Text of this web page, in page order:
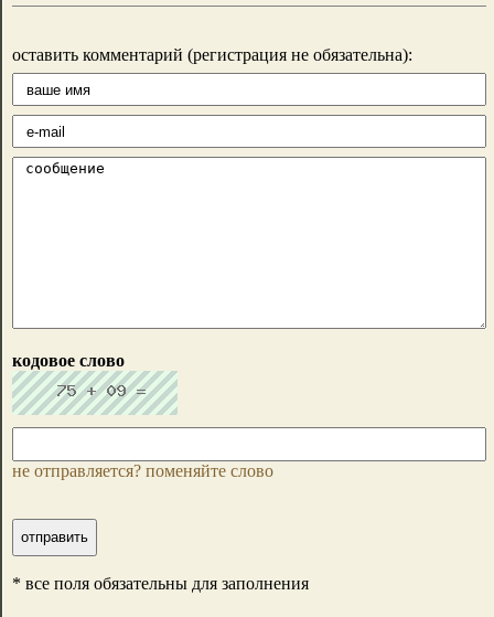
оставить комментарий (регистрация не обязательна):
кодовое слово
не отправляется? поменяйте слово
* все поля обязательны для заполнения